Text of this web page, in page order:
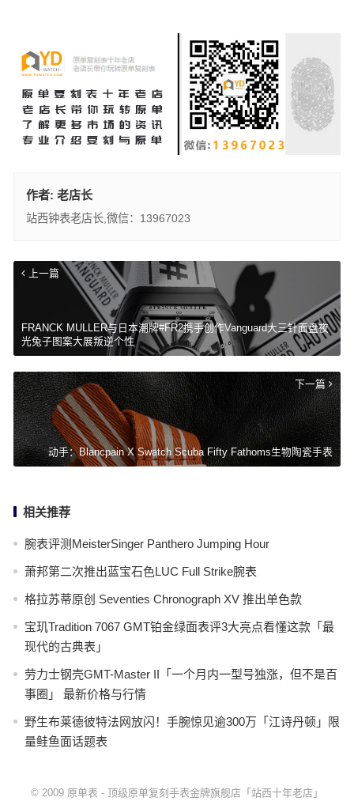
作者: 老店长
站西钟表老店长,微信：13967023
上一篇
FRANCK MULLER与日本潮牌#FR2携手创作Vanguard大三针面盘夜
光兔子图案大展叛逆个性
下一篇
动手：Blancpain X Swatch Scuba Fifty Fathoms生物陶瓷手表
相关推荐
腕表评测MeisterSinger Panthero Jumping Hour
萧邦第二次推出蓝宝石色LUC Full Strike腕表
格拉苏蒂原创 Seventies Chronograph XV 推出单色款
宝玑Tradition 7067 GMT铂金绿面表评3大亮点看懂这款「最
现代的古典表」
劳力士钢壳GMT-Master II「一个月内一型号独涨，但不是百
事圈」 最新价格与行情
野生布莱德彼特法网放闪！手腕惊见逾300万「江诗丹顿」限
量鲑鱼面话题表
© 2009 原单表 - 顶级原单复刻手表金牌旗舰店「站西十年老店」